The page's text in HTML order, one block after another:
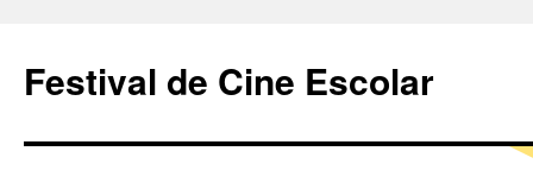
Festival de Cine Escolar